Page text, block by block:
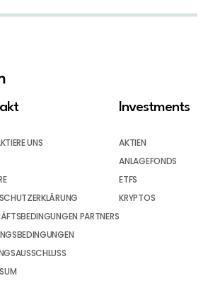
UNS
PARTNERS
Investments
AKTIEN
ANLAGEFONDS
ETFS
KRYPTOS